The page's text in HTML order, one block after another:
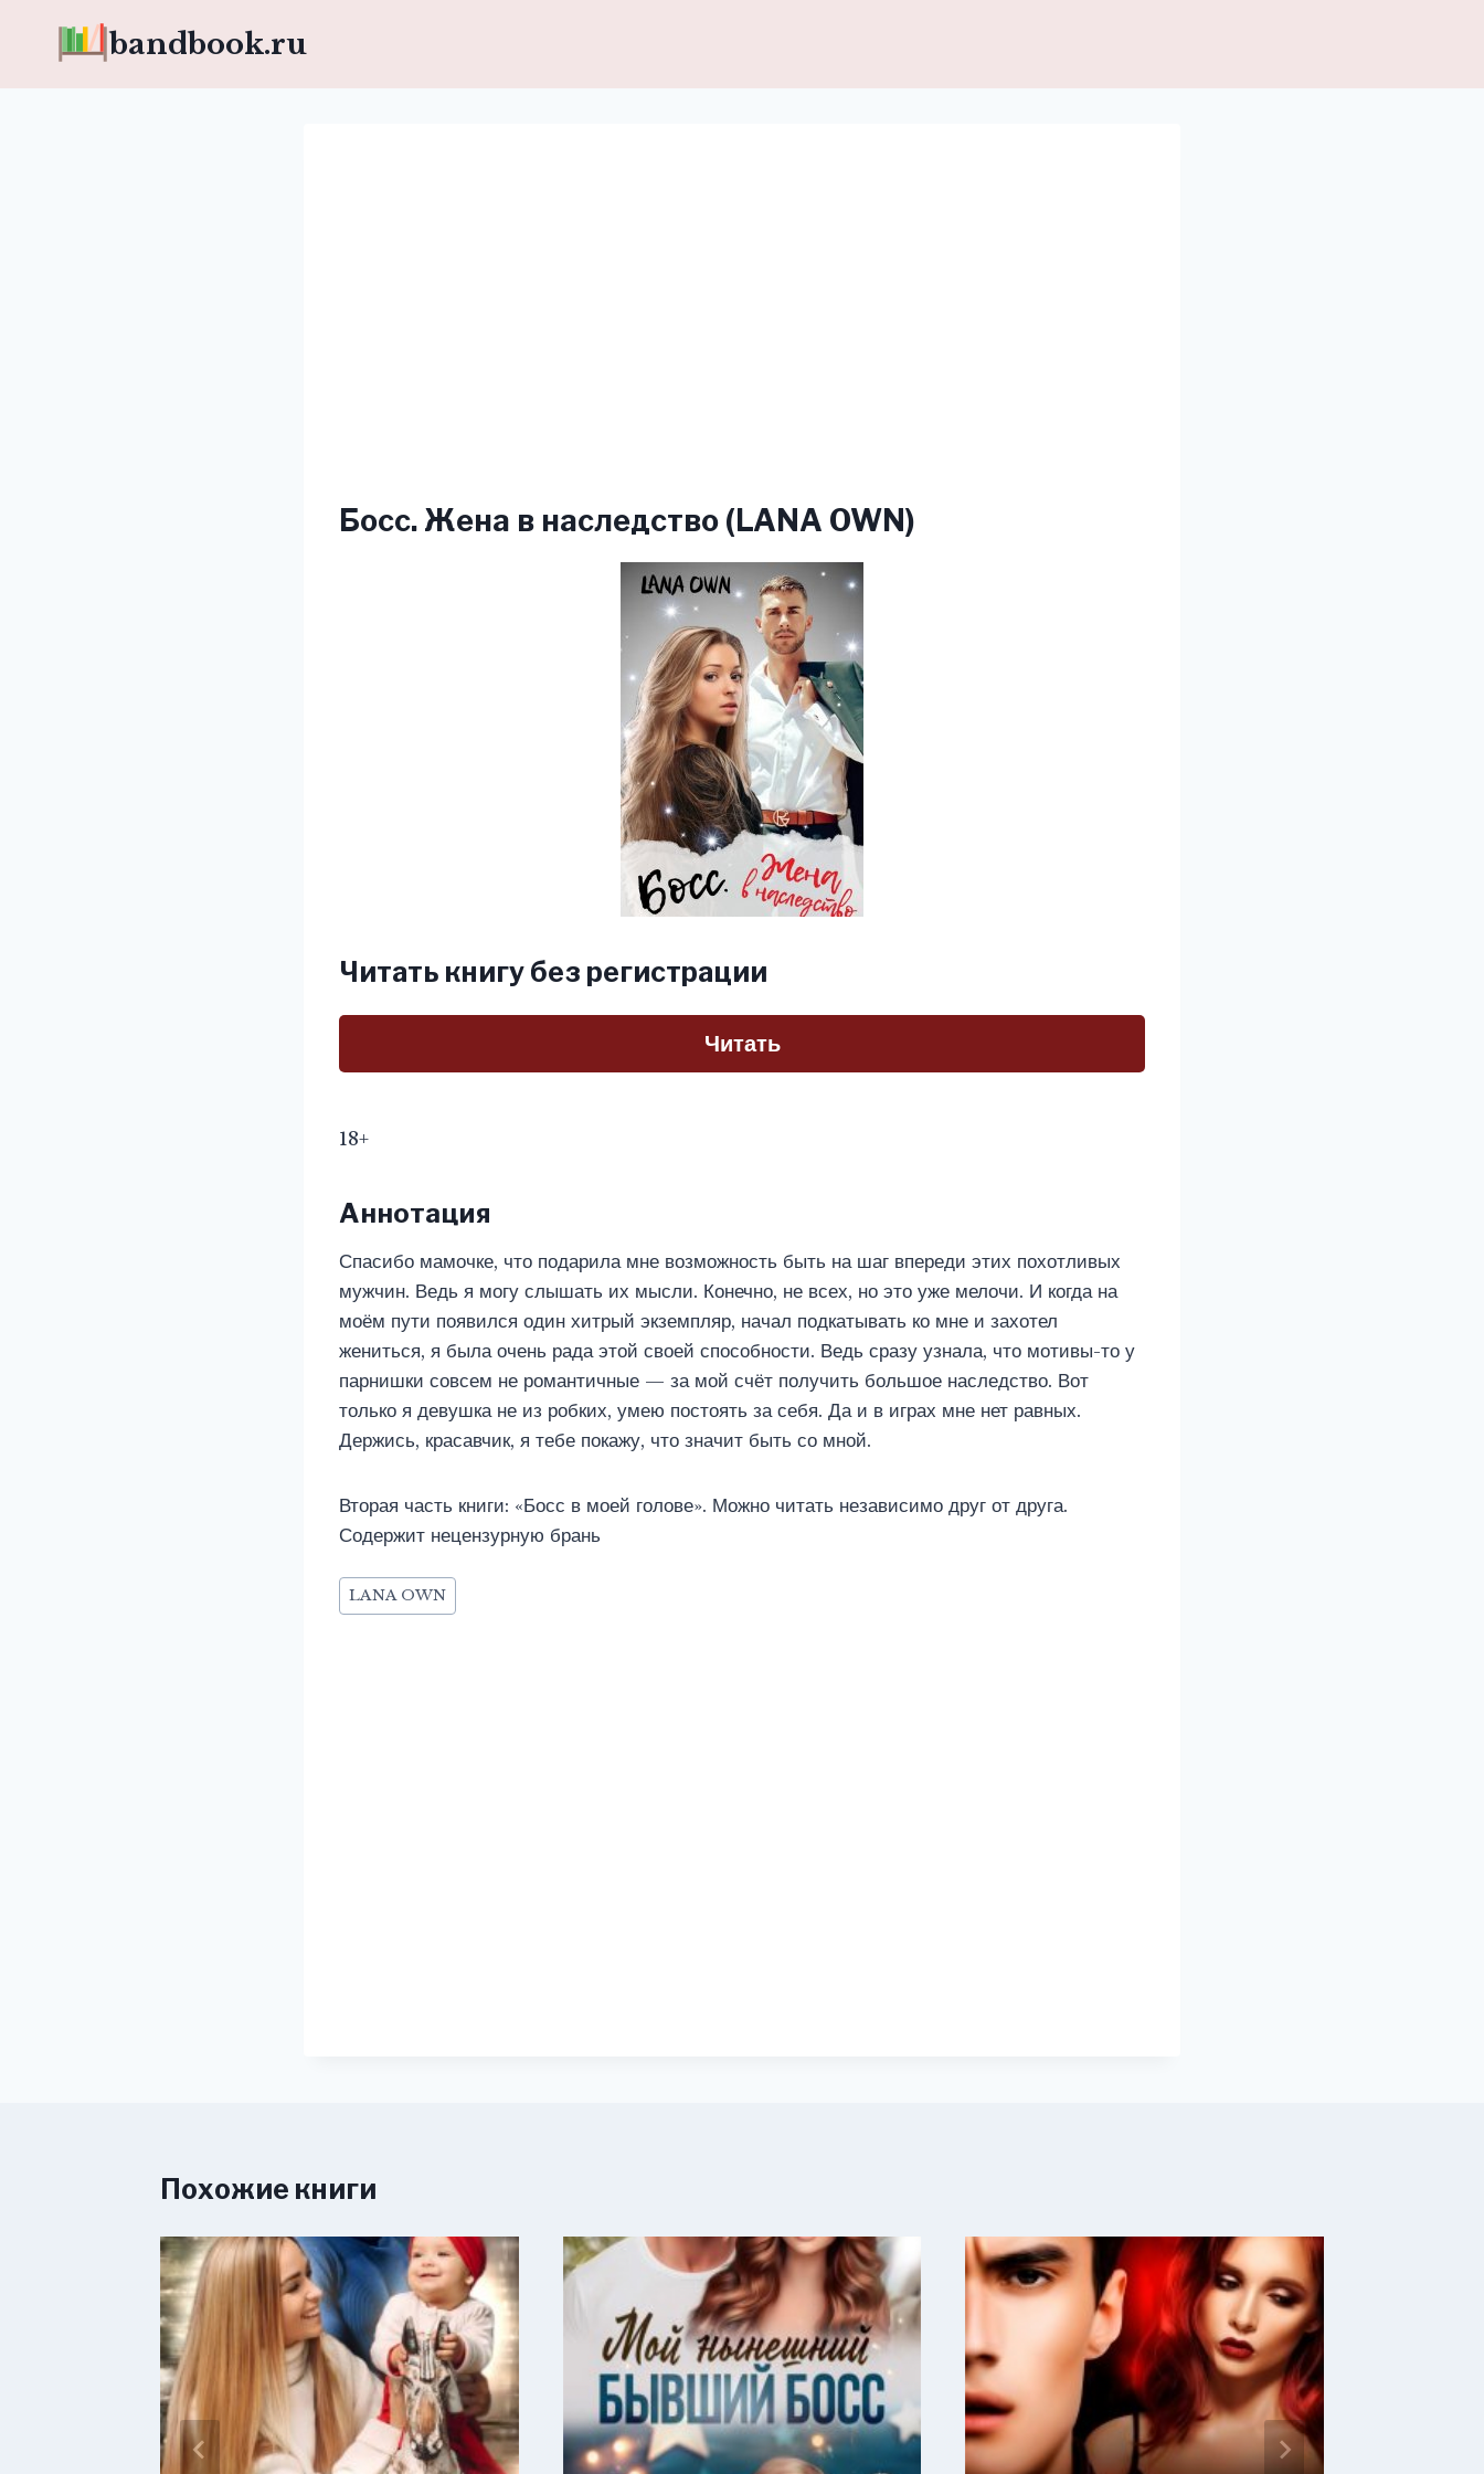
bandbook.ru
Босс. Жена в наследство (LANA OWN)
Читать книгу без регистрации
Читать
18+
Аннотация
Спасибо мамочке, что подарила мне возможность быть на шаг впереди этих похотливых
мужчин. Ведь я могу слышать их мысли. Конечно, не всех, но это уже мелочи. И когда на
моём пути появился один хитрый экземпляр, начал подкатывать ко мне и захотел
жениться, я была очень рада этой своей способности. Ведь сразу узнала, что мотивы-то у
парнишки совсем не романтичные — за мой счёт получить большое наследство. Вот
только я девушка не из робких, умею постоять за себя. Да и в играх мне нет равных.
Держись, красавчик, я тебе покажу, что значит быть со мной.
Вторая часть книги: «Босс в моей голове». Можно читать независимо друг от друга.
Содержит нецензурную брань
Метки
записи:
LANA OWN
Похожие книги